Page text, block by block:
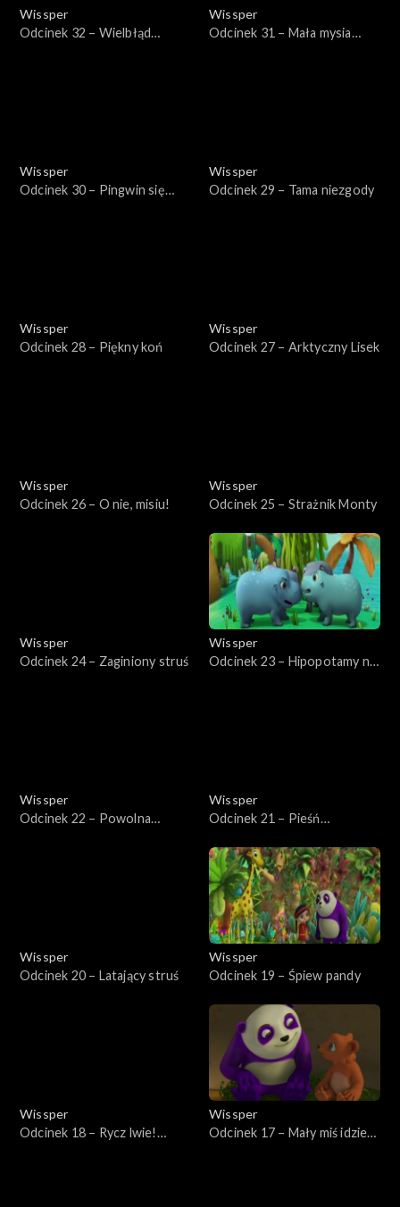
Wissper
Odcinek 32 – Wielbłąd
Wissper
Odcinek 31 – Mała mysia
Wissper
Odcinek 30 – Pingwin się
Wissper
Odcinek 29 – Tama niezgody
Wissper
Odcinek 28 – Piękny koń
Wissper
Odcinek 27 – Arktyczny Lisek
Wissper
Odcinek 26 – O nie, misiu!
Wissper
Odcinek 25 – Strażnik Monty
Wissper
Odcinek 24 – Zaginiony struś
Wissper
Odcinek 23 – Hipopotamy na
Wissper
Odcinek 22 – Powolna
Wissper
Odcinek 21 – Pieśń
Wissper
Odcinek 20 – Latający struś
Wissper
Odcinek 19 – Śpiew pandy
Wissper
Odcinek 18 – Rycz lwie!
Wissper
Odcinek 17 – Mały miś idzie